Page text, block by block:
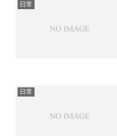
日常
日常